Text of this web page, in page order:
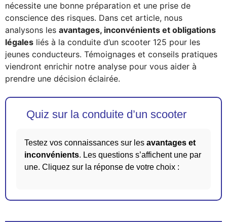
nécessite une bonne préparation et une prise de
conscience des risques. Dans cet article, nous
analysons les avantages, inconvénients et obligations
légales liés à la conduite d’un scooter 125 pour les
jeunes conducteurs. Témoignages et conseils pratiques
viendront enrichir notre analyse pour vous aider à
prendre une décision éclairée.
Quiz sur la conduite d’un scooter
Testez vos connaissances sur les avantages et
inconvénients. Les questions s’affichent une par
une. Cliquez sur la réponse de votre choix :